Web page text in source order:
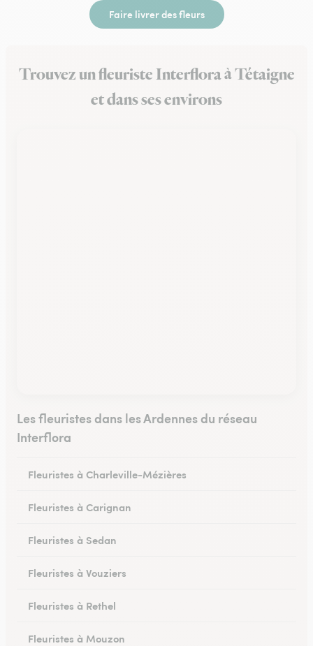
Faire livrer des fleurs
Trouvez un fleuriste Interflora à Tétaigne
et dans ses environs
Les fleuristes dans les Ardennes du réseau
Interflora
Fleuristes à Charleville-Mézières
Fleuristes à Carignan
Fleuristes à Sedan
Fleuristes à Vouziers
Fleuristes à Rethel
Fleuristes à Mouzon